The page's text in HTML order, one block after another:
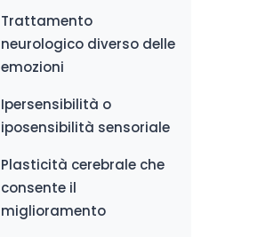
Trattamento
neurologico diverso delle
emozioni
Ipersensibilità o
iposensibilità sensoriale
Plasticità cerebrale che
consente il
miglioramento